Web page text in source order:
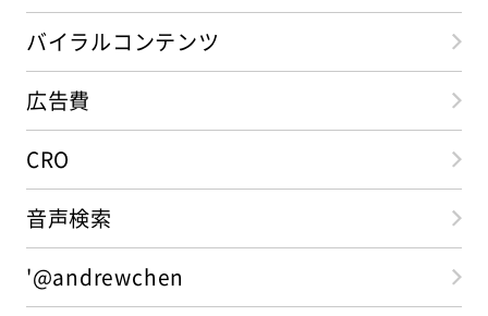
バイラルコンテンツ
広告費
CRO
音声検索
'@andrewchen